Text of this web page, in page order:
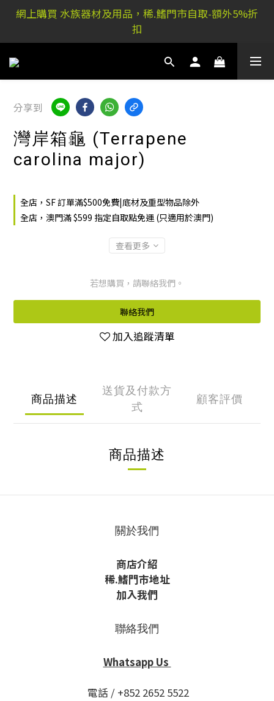
稀.鰭元朗店: 又新街51P號富祐閣16號地下｜ 稀.鰭旺角
店: 西洋菜南街101號金德行11樓
網上購買 水族器材及用品，稀.鰭門市自取-額外5%折
扣
稀.鰭元朗店: 又新街51P號富祐閣16號地下｜ 稀.鰭旺角
店: 西洋菜南街101號金德行11樓
分享到
灣岸箱龜 (Terrapene
carolina major)
全店，SF 訂單滿$500免費|底材及重型物品除外
全店，澳門滿 $599 指定自取點免運 (只適用於澳門)
查看更多
若想購買，請聯絡我們。
聯絡我們
加入追蹤清單
商品描述
送貨及付款方
式
顧客評價
商品描述
關於我們
商店介紹
稀.鰭門市地址
加入我們
聯絡我們
Whatsapp Us
電話 / +852 2652 5522